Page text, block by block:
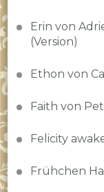
Erin von
(Version)
Ethon von
Faith von
Felicity
Frühchen